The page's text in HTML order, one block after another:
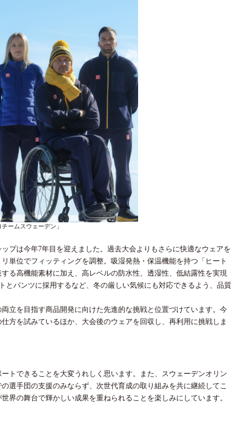
ームスウェーデン」
プは今年7年目を迎えました。過去大会よりもさらに快適なウェアを
単位でフィッティングを調整。吸湿発熱・保温機能を持つ「ヒート
る高機能素材に加え、高レベルの防水性、透湿性、低結露性を実現
とパンツに採用するなど、冬の厳しい気候にも対応できるよう、品質
立を目指す商品開発に向けた先進的な挑戦と位置づけています。今
方を試みているほか、大会後のウェアを回収し、再利用に挑戦しま
トできることを大変うれしく思います。また、スウェーデンオリン
選手団の支援のみならず、次世代育成の取り組みを共に継続してこ
界の舞台で輝かしい成果を重ねられることを楽しみにしています。